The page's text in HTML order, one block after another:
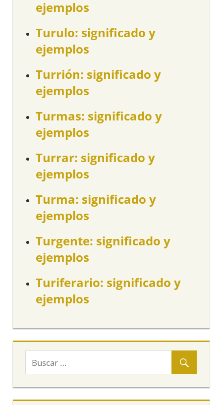
ejemplos
Turulo: significado y
ejemplos
Turrión: significado y
ejemplos
Turmas: significado y
ejemplos
Turrar: significado y
ejemplos
Turma: significado y
ejemplos
Turgente: significado y
ejemplos
Turiferario: significado y
ejemplos